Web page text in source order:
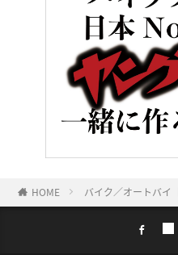
HOME バイク／オートバイ